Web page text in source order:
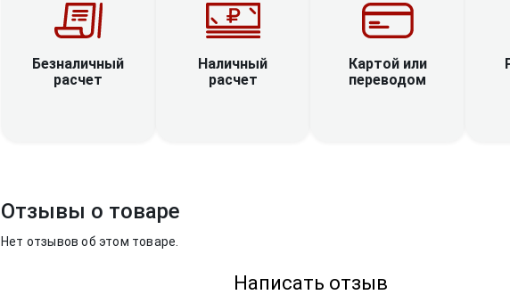
Безналичный
расчет
Наличный
расчет
Картой или
переводом
Отзывы о товаре
Нет отзывов об этом товаре.
Написать отзыв